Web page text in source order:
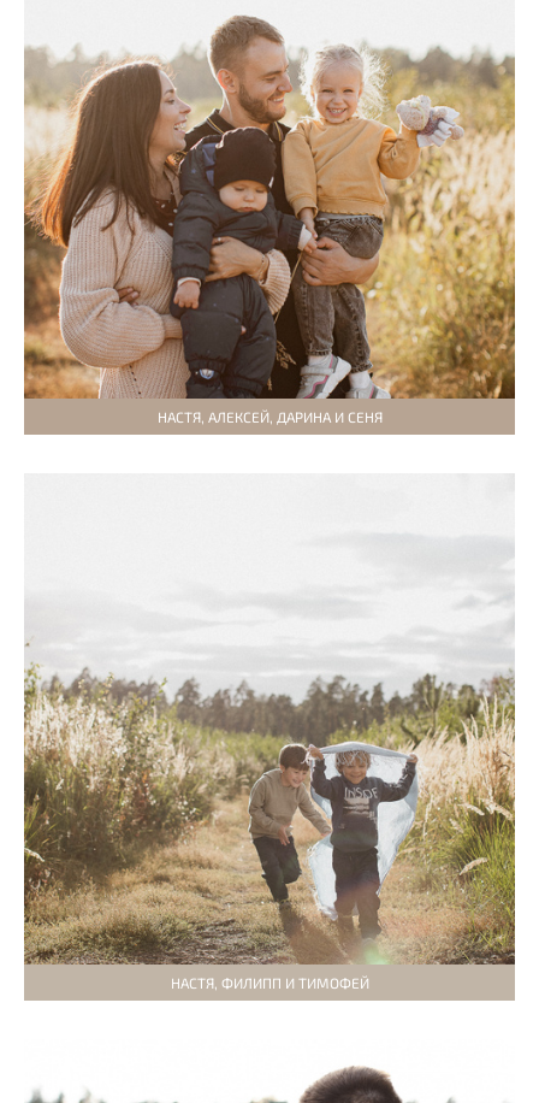
НАСТЯ, АЛЕКСЕЙ, ДАРИНА И СЕНЯ
НАСТЯ, ФИЛИПП И ТИМОФЕЙ